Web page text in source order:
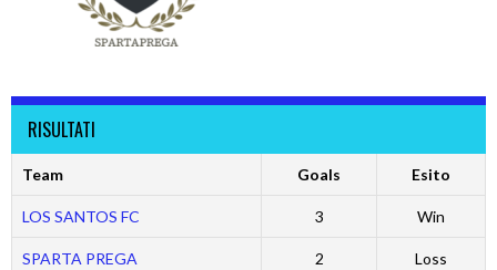
RISULTATI
Team Goals Esito
LOS SANTOS FC 3 Win
SPARTA PREGA 2 Loss